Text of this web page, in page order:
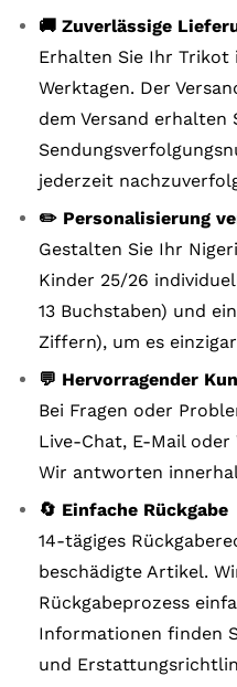
🚚 Zuverlässige
Erhalten Sie Ihr Trikot
Werktagen. Der
dem Versand erhalten
jederzeit
✏️ Personalisierung
Gestalten Sie Ihr
Kinder 25/26
13 Buchstaben) und
Ziffern), um es
💬 Hervorragender
Bei Fragen oder
Live-Chat, E-Mail
Wir antworten
🔄 Einfache Rückgabe
14-tägiges
beschädigte Artikel.
Rückgabeprozess
Informationen finden
und